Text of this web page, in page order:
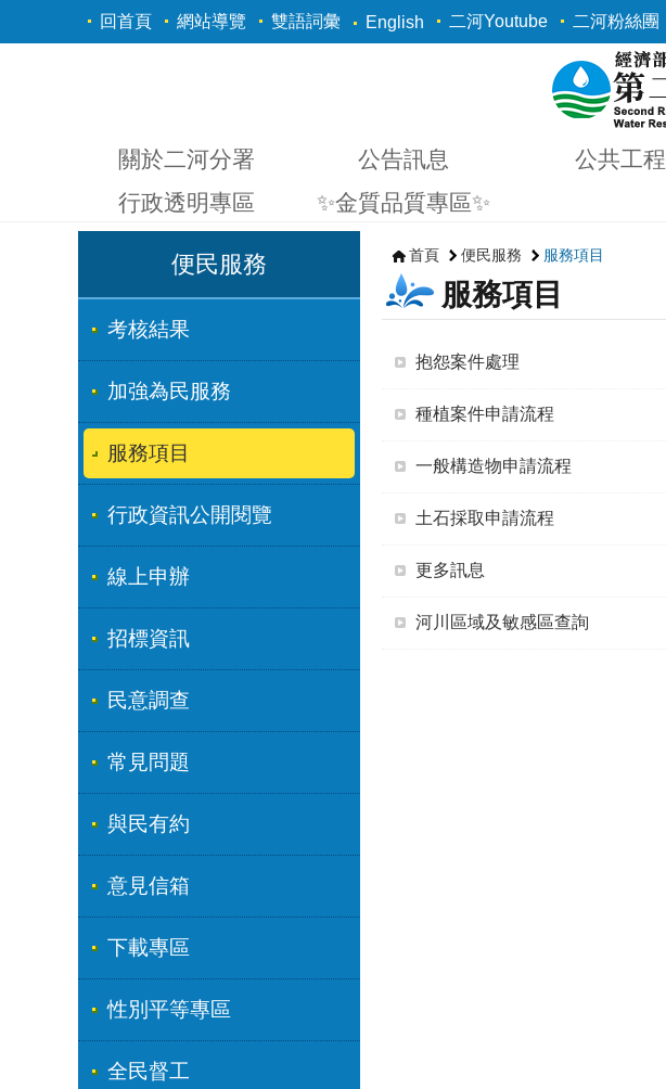
跳到主要內容區塊
回首頁 網站導覽 雙語詞彙 English 二河Youtube 二河粉絲團
關於二河分署 公告訊息 公共工程
行政透明專區
✨金質品質專區✨
便民服務
考核結果
加強為民服務
服務項目
行政資訊公開閱覽
線上申辦
招標資訊
民意調查
常見問題
與民有約
意見信箱
下載專區
性別平等專區
全民督工
首頁 便民服務 服務項目
服務項目
抱怨案件處理
種植案件申請流程
一般構造物申請流程
土石採取申請流程
更多訊息
河川區域及敏感區查詢